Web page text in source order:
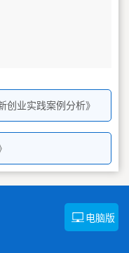
业实践案例分析》
电脑版